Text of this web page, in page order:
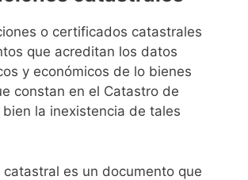
o certificados catastrales
que acreditan los datos
y económicos de lo bienes
constan en el Catastro de
la inexistencia de tales
es un documento que